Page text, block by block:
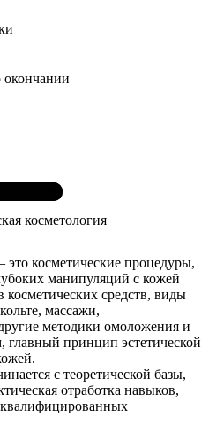
это косметические процедуры,
манипуляций с кожей
косметических средств, виды
массажи,
методики омоложения и
главный принцип эстетической
с теоретической базы,
отработка навыков,